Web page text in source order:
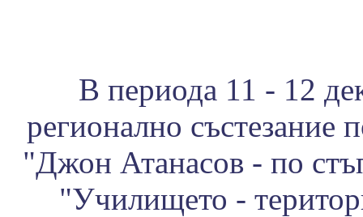
В периода 11 - 12
регионално
"Джон Атанасов - по
"Училището -